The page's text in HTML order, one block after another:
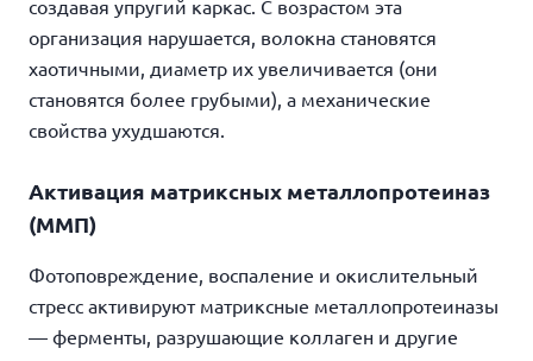
создавая упругий каркас. С возрастом эта
организация нарушается, волокна становятся
хаотичными, диаметр их увеличивается (они
становятся более грубыми), а механические
свойства ухудшаются.
Активация матриксных металлопротеиназ
(ММП)
Фотоповреждение, воспаление и окислительный
стресс активируют матриксные металлопротеиназы
— ферменты, разрушающие коллаген и другие